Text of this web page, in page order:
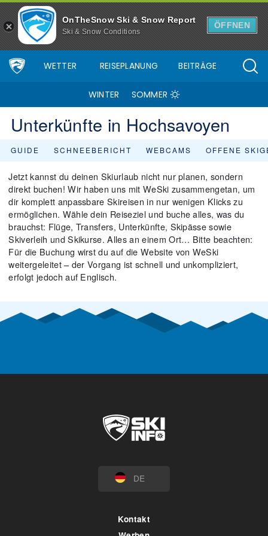
OnTheSnow Ski & Snow Report
Ski & Snow Conditions
ÖFFNEN
WETTER REISEPLANUNG BEITRÄGE
WINTER SOMMER
Unterkünfte in Hochsavoyen
GUIDE SCHNEEBERICHT WEBCAMS OFFENE
Jetzt kannst du deinen Skiurlaub nicht nur planen, sondern
direkt buchen! Wir haben uns mit WeSki zusammengetan, um
dir komplett anpassbare Skireisen in nur wenigen Klicks zu
ermöglichen. Wähle dein Reiseziel und buche alles, was du
brauchst: Flüge, Transfers, Unterkünfte, Skipässe sowie
Skiverleih und Skikurse. Alles an einem Ort… Bitte beachten:
Für die Buchung wirst du auf die Website von WeSki
weitergeleitet – der Vorgang ist schnell und unkompliziert,
erfolgt jedoch auf Englisch.
DE
Kontakt